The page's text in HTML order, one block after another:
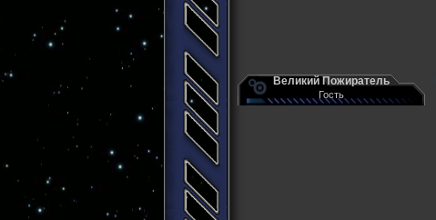
Великий Пожиратель
Гость